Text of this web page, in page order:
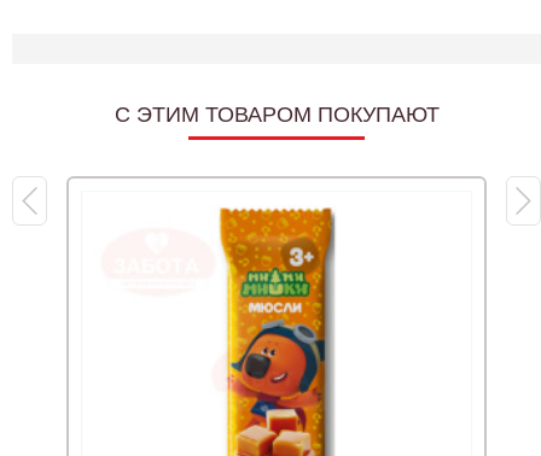
C ЭТИМ ТОВАРОМ ПОКУПАЮТ